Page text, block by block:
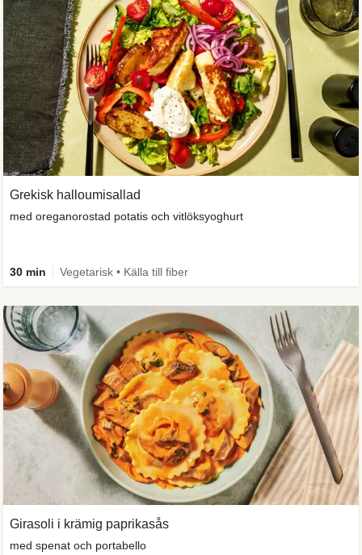
Grekisk halloumisallad
med oreganorostad potatis och vitlöksyoghurt
30 min Vegetarisk • Källa till fiber
Girasoli i krämig paprikasås
med spenat och portabello